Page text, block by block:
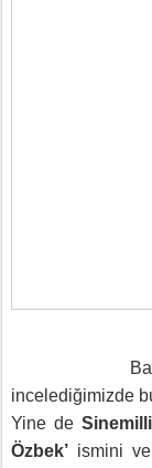
incelediğimizde
Yine de
Özbek’ ismini